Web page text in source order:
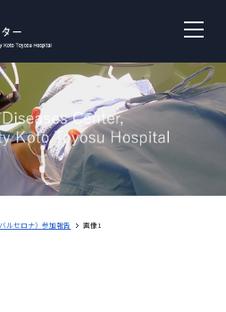
バルセロナ）参加報告 画像1